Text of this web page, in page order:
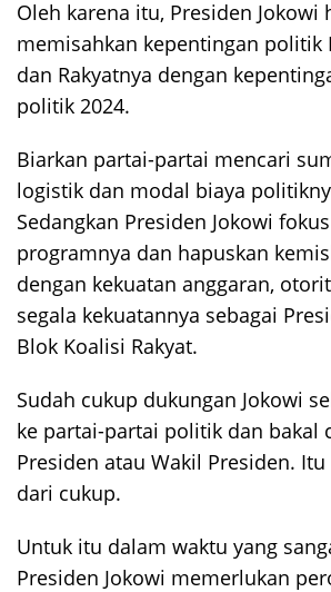
Oleh karena itu, Presiden Jokowi
memisahkan kepentingan politik
dan Rakyatnya dengan
politik 2024.
Biarkan partai-partai mencari
logistik dan modal biaya
Sedangkan Presiden Jokowi
programnya dan hapuskan
dengan kekuatan anggaran,
segala kekuatannya sebagai
Blok Koalisi Rakyat.
Sudah cukup dukungan Jokowi
ke partai-partai politik dan bakal
Presiden atau Wakil Presiden.
dari cukup.
Untuk itu dalam waktu yang
Presiden Jokowi memerlukan